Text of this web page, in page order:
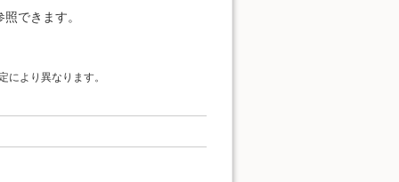
できます。
により異なります。